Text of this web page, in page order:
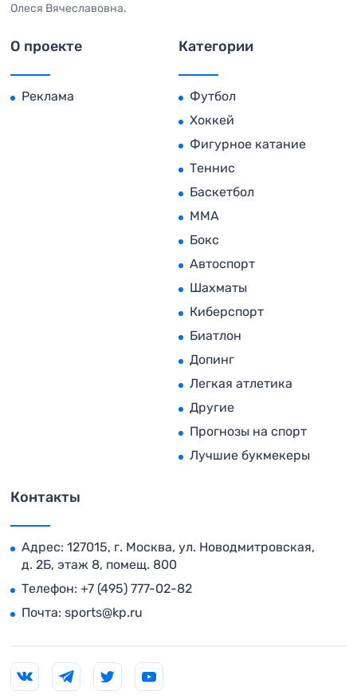
Олеся Вячеславовна.
О проекте
Реклама
Категории
Футбол
Хоккей
Фигурное катание
Теннис
Баскетбол
MMA
Бокс
Автоспорт
Шахматы
Киберспорт
Биатлон
Допинг
Легкая атлетика
Другие
Прогнозы на спорт
Лучшие букмекеры
Контакты
Адрес: 127015, г. Москва, ул. Новодмитровская,
д. 2Б, этаж 8, помещ. 800
Телефон: +7 (495) 777-02-82
Почта: sports@kp.ru